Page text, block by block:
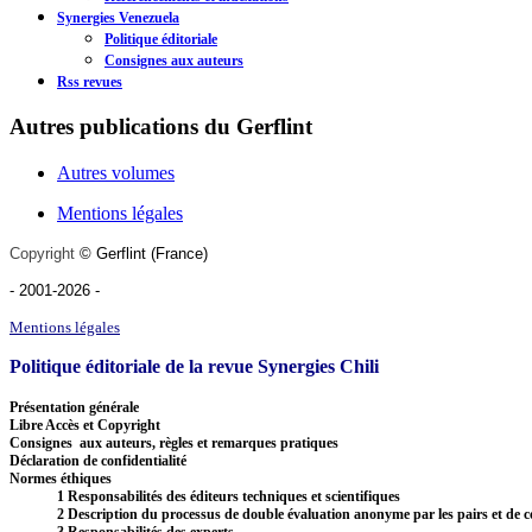
Synergies Venezuela
Politique éditoriale
Consignes aux auteurs
Rss revues
Autres publications du Gerflint
Autres volumes
Mentions légales
Copyright © Gerflint (France)
- 2001-2026 -
Mentions légales
Politique éditoriale de la revue Synergies Chili
Présentation générale
Libre Accès et Copyright
Consignes aux auteurs, règles et remarques pratiques
Déclaration de confidentialité
Normes éthiques
1 Responsabilités des éditeurs techniques et scientifiques
2 Description du processus de double évaluation anonyme par les pairs et de